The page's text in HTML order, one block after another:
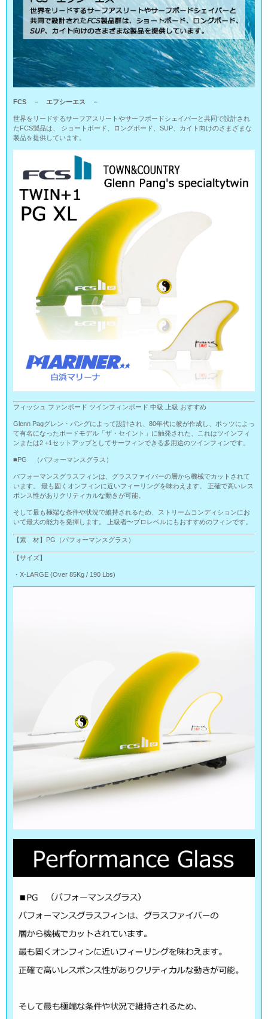
FCS － エフシーエス －
世界をリードするサーフアスリートやサーフボードシェイパーと共同で設計され
たFCS製品は、 ショートボード、ロングボード、SUP、カイト向けのさまざまな
製品を提供しています。
フィッシュ ファンボード ツインフィンボード 中級 上級 おすすめ
Glenn Pagグレン・パングによって設計され、80年代に彼が作成し、ポッツによっ
て有名になったボードモデル「ザ・セイント」に触発された、これはツインフィ
ンまたは2 +1セットアップとしてサーフィンできる多用途のツインフィンです。
■PG （パフォーマンスグラス）
パフォーマンスグラスフィンは、グラスファイバーの層から機械でカットされて
います。 最も固くオンフィンに近いフィーリングを味わえます。 正確で高いレス
ポンス性がありクリティカルな動きが可能。
そして最も極端な条件や状況で維持されるため、ストリームコンディションにお
いて最大の能力を発揮します。 上級者〜プロレベルにもおすすめのフィンです。
【素 材】PG（パフォーマンスグラス）
【サイズ】
・X-LARGE (Over 85Kg / 190 Lbs)